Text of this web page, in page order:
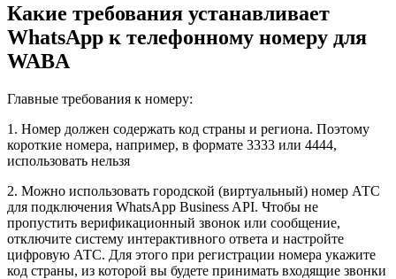
Какие требования устанавливает
WhatsApp к телефонному номеру для
WABA
Главные требования к номеру:
1. Номер должен содержать код страны и региона. Поэтому
короткие номера, например, в формате 3333 или 4444,
использовать нельзя
2. Можно использовать городской (виртуальный) номер АТС
для подключения WhatsApp Business API. Чтобы не
пропустить верификационный звонок или сообщение,
отключите систему интерактивного ответа и настройте
цифровую АТС. Для этого при регистрации номера укажите
код страны, из которой вы будете принимать входящие звонки